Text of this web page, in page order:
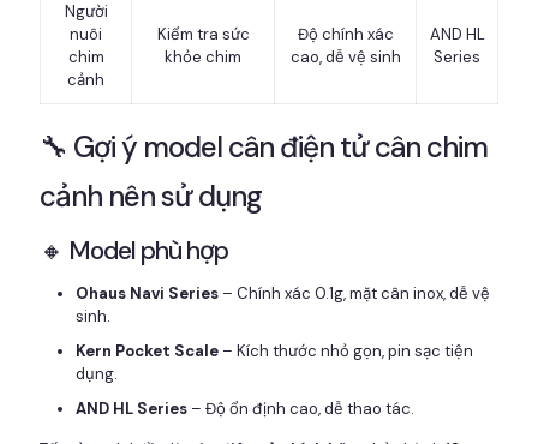
Người
nuôi
chim
cảnh
Kiểm tra sức
khỏe chim
Độ chính xác
cao, dễ vệ sinh
AND HL
Series
🔧 Gợi ý model cân điện tử cân chim
cảnh nên sử dụng
🔸 Model phù hợp
Ohaus Navi Series – Chính xác 0.1g, mặt cân inox, dễ vệ
sinh.
Kern Pocket Scale – Kích thước nhỏ gọn, pin sạc tiện
dụng.
AND HL Series – Độ ổn định cao, dễ thao tác.